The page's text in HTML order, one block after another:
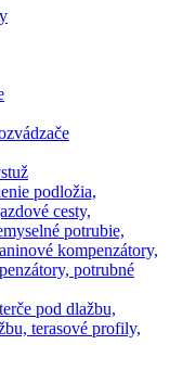
podložia,
cesty,
potrubie,
kompenzátory,
potrubné
pod dlažbu,
terasové profily,